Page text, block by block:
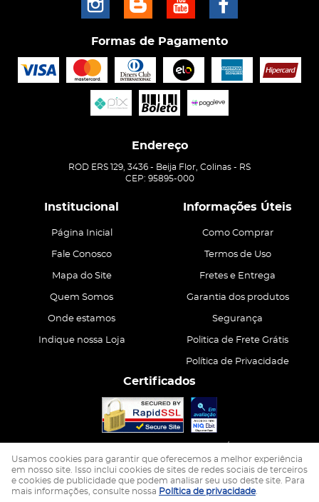
Formas de Pagamento
Endereço
ROD ERS 129, 3436 - Beija Flor, Colinas - RS
CEP: 95895-000
Institucional
Página Inicial
Fale Conosco
Mapa do Site
Quem Somos
Onde estamos
Indique nossa Loja
Informações Úteis
Como Comprar
Termos de Uso
Fretes e Entrega
Garantia dos produtos
Segurança
Politica de Frete Grátis
Política de Privacidade
Certificados
LOJA VIRTUAL CRIADA POR
Usamos cookies para garantir que oferecemos a melhor experiência
em nosso site. Isso inclui cookies de sites de redes sociais de terceiros
e cookies de publicidade que podem analisar seu uso deste site. Para
mais informações, consulte nossa Política de privacidade.